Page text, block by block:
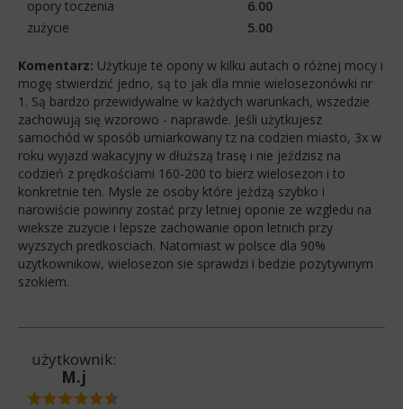
opory toczenia
6.00
zużycie
5.00
Komentarz: Użytkuje te opony w kilku autach o różnej mocy i
mogę stwierdzić jedno, są to jak dla mnie wielosezonówki nr
1. Są bardzo przewidywalne w każdych warunkach, wszedzie
zachowują się wzorowo - naprawde. Jeśli użytkujesz
samochód w sposób umiarkowany tz na codzien miasto, 3x w
roku wyjazd wakacyjny w dłuższą trasę i nie jeździsz na
codzień z prędkościami 160-200 to bierz wielosezon i to
konkretnie ten. Mysle ze osoby które jeżdzą szybko i
narowiście powinny zostać przy letniej oponie ze wzgledu na
wieksze zuzycie i lepsze zachowanie opon letnich przy
wyzszych predkosciach. Natomiast w polsce dla 90%
uzytkownikow, wielosezon sie sprawdzi i bedzie pozytywnym
szokiem.
użytkownik:
M.j